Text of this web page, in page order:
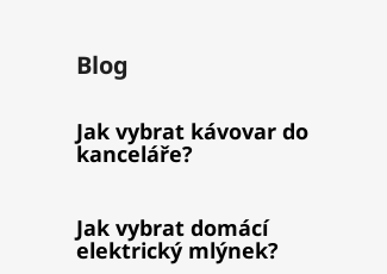
Blog
Jak vybrat kávovar do
kanceláře?
Jak vybrat domácí
elektrický mlýnek?